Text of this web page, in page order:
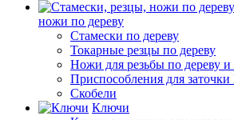
ножи по дереву
Стамески по дереву
Токарные резцы по дереву
Ножи для резьбы по дереву
Приспособления для
Скобели
Ключи